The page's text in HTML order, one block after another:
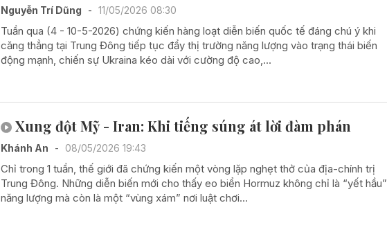
Nguyễn Trí Dũng - 11/05/2026 08:30
Tuần qua (4 - 10-5-2026) chứng kiến hàng loạt diễn biến quốc tế đáng chú ý khi
căng thẳng tại Trung Đông tiếp tục đẩy thị trường năng lượng vào trạng thái biến
động mạnh, chiến sự Ukraina kéo dài với cường độ cao,...
Xung đột Mỹ - Iran: Khi tiếng súng át lời đàm phán
Khánh An - 08/05/2026 19:43
Chỉ trong 1 tuần, thế giới đã chứng kiến một vòng lặp nghẹt thở của địa-chính trị
Trung Đông. Những diễn biến mới cho thấy eo biển Hormuz không chỉ là “yết hầu”
năng lượng mà còn là một “vùng xám” nơi luật chơi...